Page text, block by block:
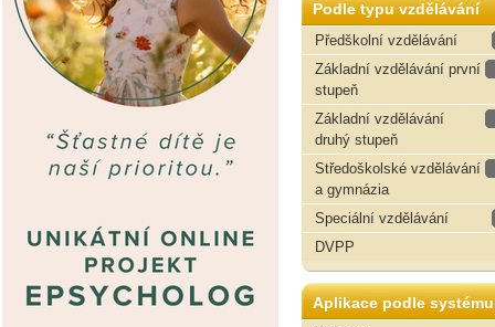
Podle typu vzdělávání
Předškolní vzdělávání
Základní vzdělávání první
stupeň
Základní vzdělávání
druhý stupeň
Středoškolské vzdělávání
a gymnázia
Speciální vzdělávání
DVPP
Aplikace podle systému